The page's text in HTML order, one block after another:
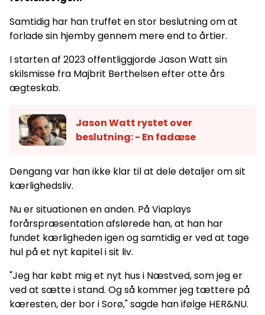
Samtidig har han truffet en stor beslutning om at
forlade sin hjemby gennem mere end to årtier.
I starten af 2023 offentliggjorde Jason Watt sin
skilsmisse fra Majbrit Berthelsen efter otte års
ægteskab.
Jason Watt rystet over
beslutning: - En fadæse
Dengang var han ikke klar til at dele detaljer om sit
kærlighedsliv.
Nu er situationen en anden. På Viaplays
forårspræsentation afslørede han, at han har
fundet kærligheden igen og samtidig er ved at tage
hul på et nyt kapitel i sit liv.
"Jeg har købt mig et nyt hus i Næstved, som jeg er
ved at sætte i stand. Og så kommer jeg tættere på
kæresten, der bor i Sorø," sagde han ifølge HER&NU.